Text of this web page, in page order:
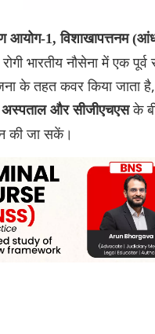
आयोग-1, विशाखापत्तनम
भारतीय नौसेना में एक
के तहत कवर किया जाता
अस्पताल और सीजीएचएसके
की जा सकें।